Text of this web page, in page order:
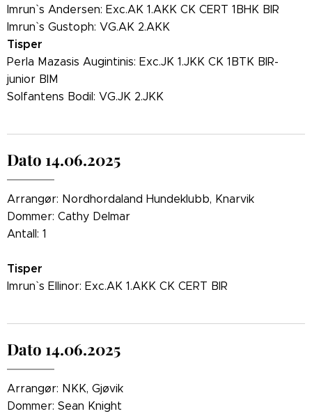
Imrun` s Andersen: Exc.AK 1.AKK CK CERT 1BHK BIR
Imrun` s Gustoph: VG.AK 2.AKK
Tisper
Perla Mazasis Augintinis: Exc.JK 1.JKK CK 1BTK BIR-
junior BIM
Solfantens Bodil: VG.JK 2.JKK
Dato 14.06.2025
Arrangør: Nordhordaland Hundeklubb, Knarvik
Dommer: Cathy Delmar
Antall: 1
Tisper
Imrun` s Ellinor: Exc.AK 1.AKK CK CERT BIR
Dato 14.06.2025
Arrangør: NKK, Gjøvik
Dommer: Sean Knight